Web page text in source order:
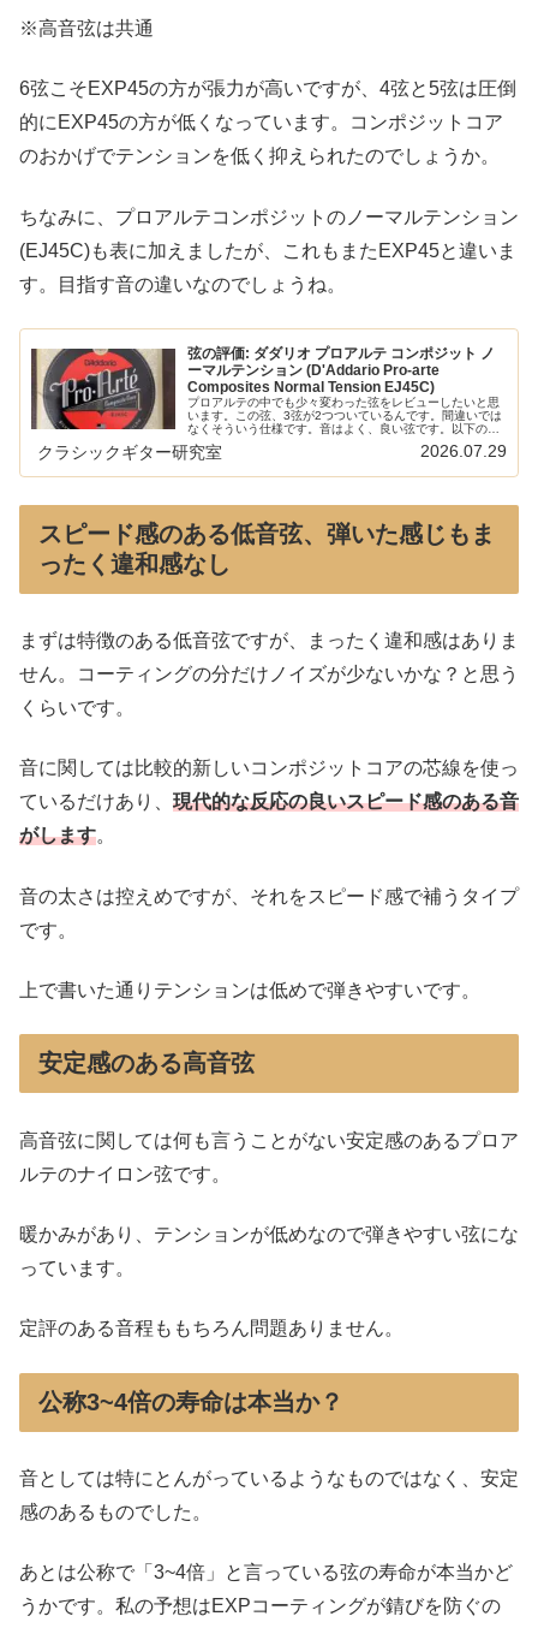
※高音弦は共通
6弦こそEXP45の方が張力が高いですが、4弦と5弦は圧倒
的にEXP45の方が低くなっています。コンポジットコア
のおかげでテンションを低く抑えられたのでしょうか。
ちなみに、プロアルテコンポジットのノーマルテンション
(EJ45C)も表に加えましたが、これもまたEXP45と違いま
す。目指す音の違いなのでしょうね。
弦の評価: ダダリオ プロアルテ コンポジット ノ
ーマルテンション (D'Addario Pro-arte
Composites Normal Tension EJ45C)
プロアルテの中でも少々変わった弦をレビューしたいと思
います。この弦、3弦が2つついているんです。間違いでは
なくそういう仕様です。音はよく、良い弦です。以下の記
事で本ブログの弦のレビュー/感想/情報記事をまとめてい
ます：「コンポジット」素材を...
クラシックギター研究室 2026.07.29
スピード感のある低音弦、弾いた感じもま
ったく違和感なし
まずは特徴のある低音弦ですが、まったく違和感はありま
せん。コーティングの分だけノイズが少ないかな？と思う
くらいです。
音に関しては比較的新しいコンポジットコアの芯線を使っ
ているだけあり、 現代的な反応の良いスピード感のある音
がします。
音の太さは控えめですが、それをスピード感で補うタイプ
です。
上で書いた通りテンションは低めで弾きやすいです。
安定感のある高音弦
高音弦に関しては何も言うことがない安定感のあるプロア
ルテのナイロン弦です。
暖かみがあり、テンションが低めなので弾きやすい弦にな
っています。
定評のある音程ももちろん問題ありません。
公称3~4倍の寿命は本当か？
音としては特にとんがっているようなものではなく、安定
感のあるものでした。
あとは公称で「3~4倍」と言っている弦の寿命が本当かど
うかです。私の予想はEXPコーティングが錆びを防ぐの